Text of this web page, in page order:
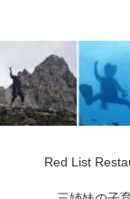
Red List